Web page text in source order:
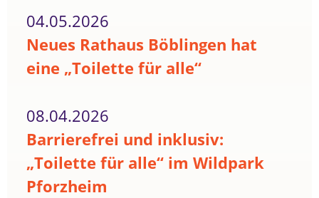
04.05.2026
Neues Rathaus Böblingen hat
eine „Toilette für alle“
08.04.2026
Barrierefrei und inklusiv:
„Toilette für alle“ im Wildpark
Pforzheim